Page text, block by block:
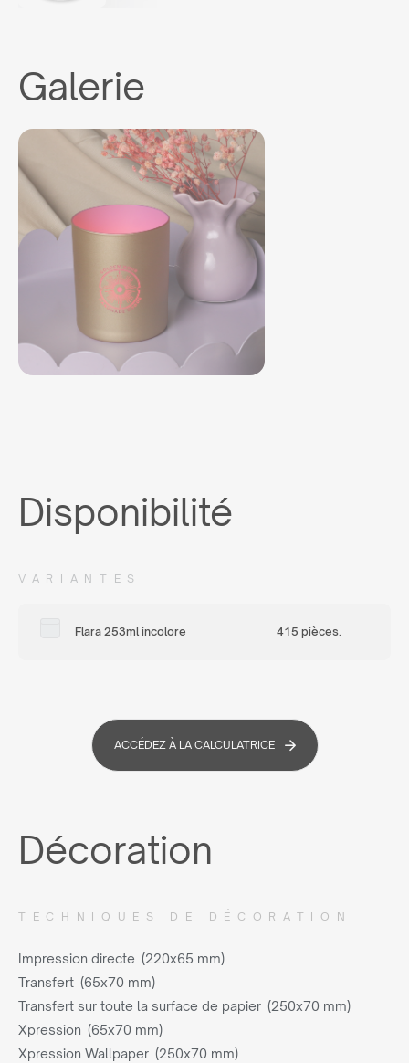
Galerie
Disponibilité
VARIANTES
Flara 253ml incolore 415 pièces.
ACCÉDEZ À LA CALCULATRICE
Décoration
TECHNIQUES DE DÉCORATION
Impression directe (220x65 mm)
Transfert (65x70 mm)
Transfert sur toute la surface de papier (250x70 mm)
Xpression (65x70 mm)
Xpression Wallpaper (250x70 mm)